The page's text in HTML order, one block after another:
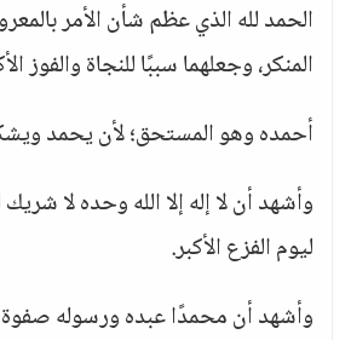
الحمد لله الذي عظم شأن الأمر
المنكر، وجعلهما سببًا للنجاة والفوز
أحمده وهو المستحق؛ لأن يحمد
وأشهد أن لا إله إلا الله وحده لا
ليوم الفزع الأكبر.
وأشهد أن محمدًا عبده ورسوله صفوة